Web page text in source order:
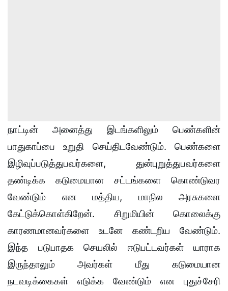
நாட்டின் அனைத்து இடங்களிலும் பெண்களின்
பாதுகாப்பை உறுதி செய்திடவேண்டும். பெண்களை
இழிவுப்படுத்துபவர்களை, துன்புறுத்துபவர்களை
தண்டிக்க கடுமையான சட்டங்களை கொண்டுவர
வேண்டும் என மத்திய, மாநில அரசுகளை
கேட்டுக்கொள்கிறேன். சிறுமியின் கொலைக்கு
காரணமானவர்களை உடனே கண்டறிய வேண்டும்.
இந்த படுபாதக செயலில் ஈடுபட்டவர்கள் யாராக
இருந்தாலும் அவர்கள் மீது கடுமையான
நடவடிக்கைகள் எடுக்க வேண்டும் என புதுச்சேரி